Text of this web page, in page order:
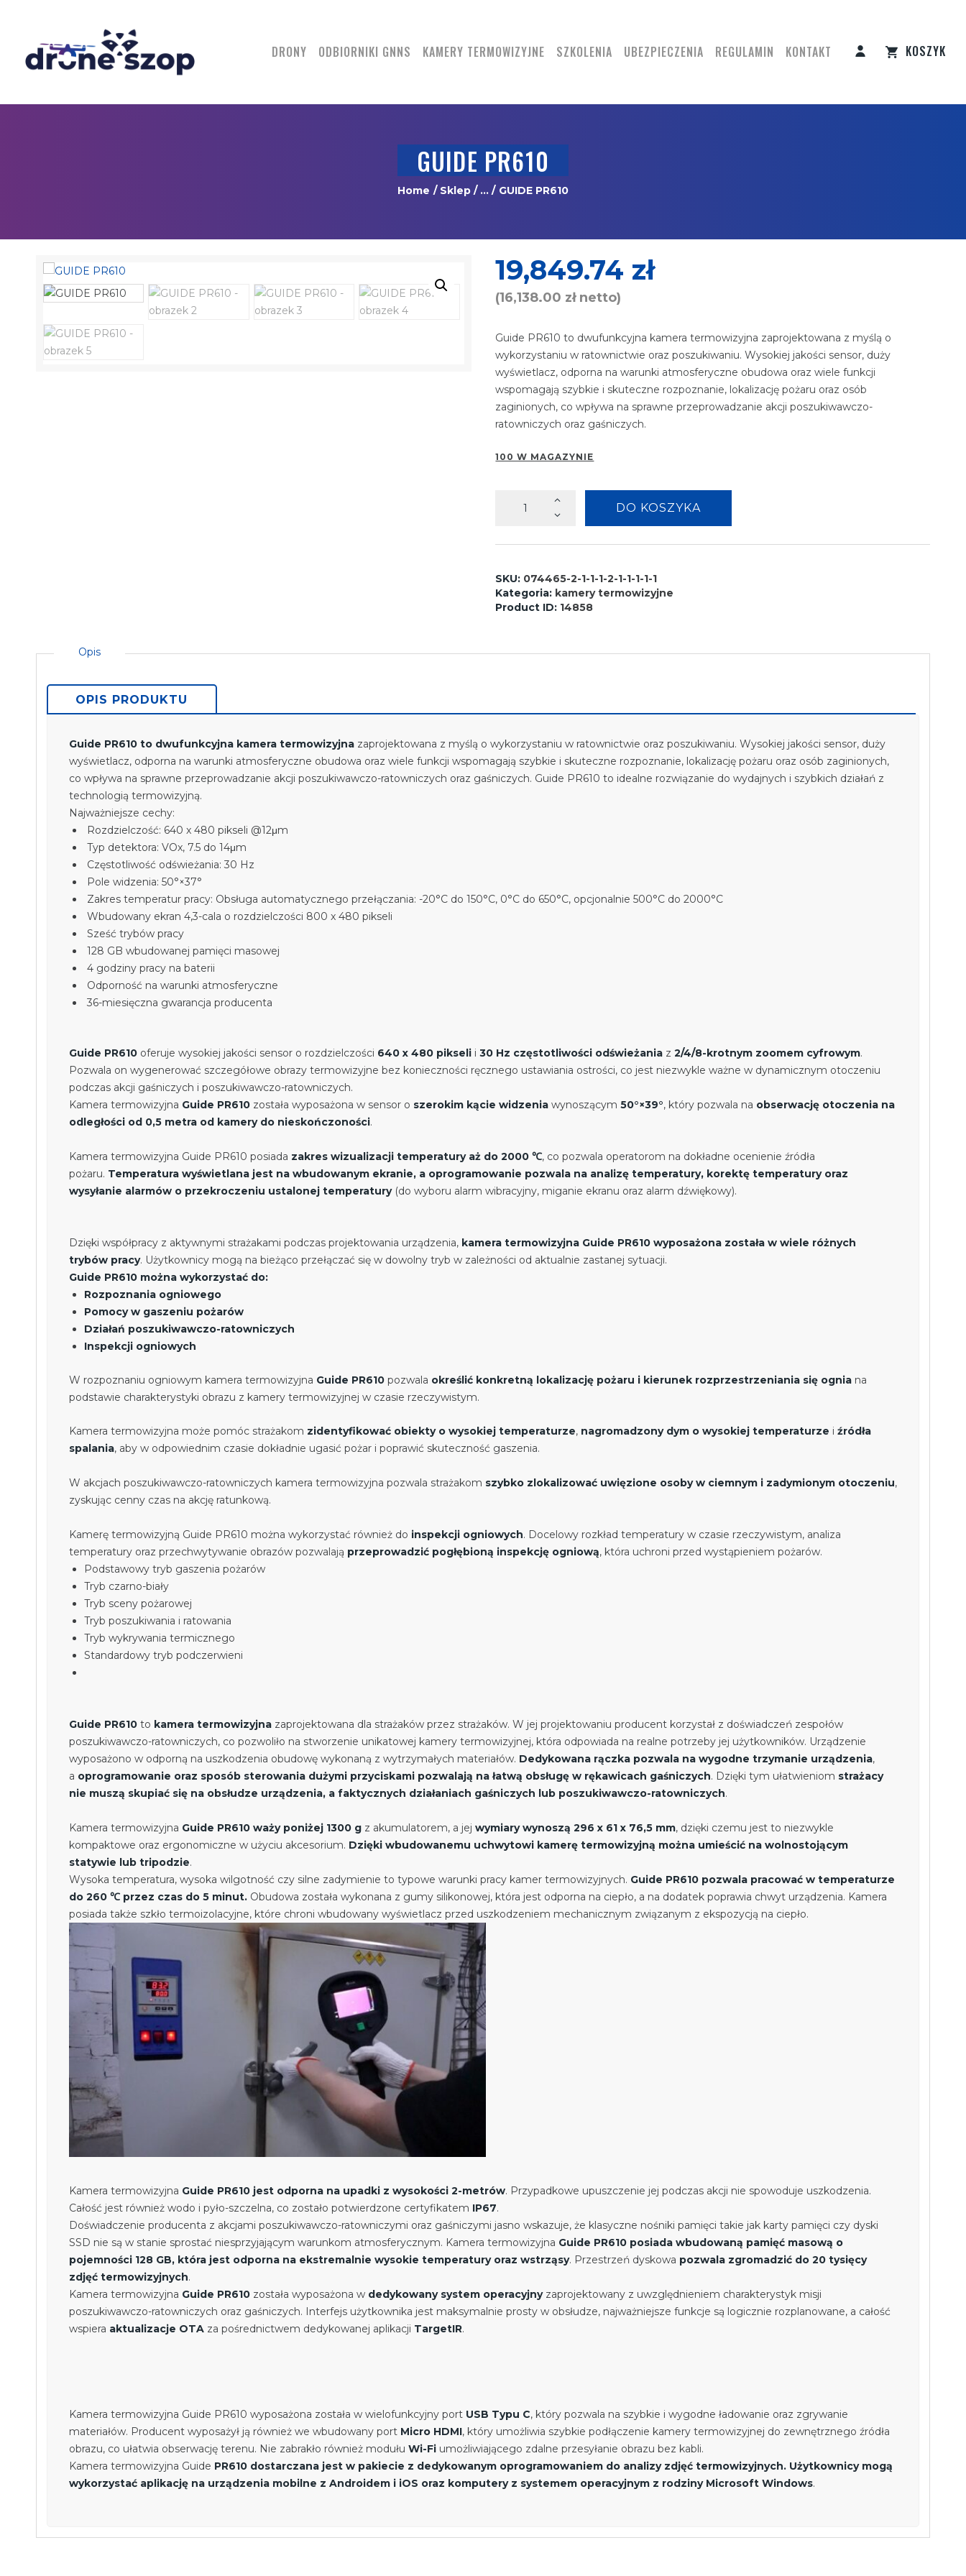
DRONY ODBIORNIKI GNNS KAMERY TERMOWIZYJNE SZKOLENIA UBEZPIECZENIA REGULAMIN KONTAKT KOSZYK
GUIDE PR610
Home Sklep ... GUIDE PR610
ODBIORNIKI GNNS
TERMOWIZYJNE
SZKOLENIA
UBEZPIECZENIA
KONTAKT
19,849.74 zł
(16,138.00 złnetto)
Guide PR610 to dwufunkcyjna kamera termowizyjna zaprojektowana z myślą o
wykorzystaniu w ratownictwie oraz poszukiwaniu. Wysokiej jakości sensor, duży
wyświetlacz, odporna na warunki atmosferyczne obudowa oraz wiele funkcji
wspomagają szybkie i skuteczne rozpoznanie, lokalizację pożaru oraz osób
zaginionych, co wpływa na sprawne przeprowadzanie akcji poszukiwawczo-
ratowniczych oraz gaśniczych.
100 W MAGAZYNIE
GUIDE
DO KOSZYKA
SKU: 074465-2-1-1-1-2-1-1-1-1-1
Kategoria: kamery termowizyjne
Product ID: 14858
Opis
OPIS PRODUKTU
Guide PR610 to dwufunkcyjna kamera termowizyjna zaprojektowana z myślą o wykorzystaniu w ratownictwie oraz poszukiwaniu. Wysokiej jakości sensor, duży
wyświetlacz, odporna na warunki atmosferyczne obudowa oraz wiele funkcji wspomagają szybkie i skuteczne rozpoznanie, lokalizację pożaru oraz osób zaginionych,
co wpływa na sprawne przeprowadzanie akcji poszukiwawczo-ratowniczych oraz gaśniczych. Guide PR610 to idealne rozwiązanie do wydajnych i szybkich działań z
technologią termowizyjną.
Najważniejsze cechy:
Rozdzielczość: 640 x 480 pikseli @12μm
Typ detektora: VOx, 7.5 do 14μm
Częstotliwość odświeżania: 30 Hz
Pole widzenia: 50°×37°
Zakres temperatur pracy: Obsługa automatycznego przełączania: -20°C do 150°C, 0°C do 650°C, opcjonalnie 500°C do 2000°C
Wbudowany ekran 4,3-cala o rozdzielczości 800 x 480 pikseli
Sześć trybów pracy
128 GB wbudowanej pamięci masowej
4 godziny pracy na baterii
Odporność na warunki atmosferyczne
36-miesięczna gwarancja producenta
Guide PR610 oferuje wysokiej jakości sensor o rozdzielczości 640 x 480 pikseli i 30 Hz częstotliwości odświeżania z 2/4/8-krotnym zoomem cyfrowym.
Pozwala on wygenerować szczegółowe obrazy termowizyjne bez konieczności ręcznego ustawiania ostrości, co jest niezwykle ważne w dynamicznym otoczeniu
podczas akcji gaśniczych i poszukiwawczo-ratowniczych.
Kamera termowizyjna Guide PR610 została wyposażona w sensor o szerokim kącie widzenia wynoszącym 50°×39°, który pozwala na obserwację otoczenia na
odległości od 0,5 metra od kamery do nieskończoności.
Kamera termowizyjna Guide PR610 posiada zakres wizualizacji temperatury aż do 2000 ℃, co pozwala operatorom na dokładne ocenienie źródła
pożaru. Temperatura wyświetlana jest na wbudowanym ekranie, a oprogramowanie pozwala na analizę temperatury, korektę temperatury oraz
wysyłanie alarmów o przekroczeniu ustalonej temperatury(do wyboru alarm wibracyjny, miganie ekranu oraz alarm dźwiękowy).
Dzięki współpracy z aktywnymi strażakami podczas projektowania urządzenia, kamera termowizyjna Guide PR610 wyposażona została w wiele różnych
trybów pracy. Użytkownicy mogą na bieżąco przełączać się w dowolny tryb w zależności od aktualnie zastanej sytuacji.
Guide PR610 można wykorzystać do:
Rozpoznania ogniowego
Pomocy w gaszeniu pożarów
Działań poszukiwawczo-ratowniczych
Inspekcji ogniowych
W rozpoznaniu ogniowym kamera termowizyjna Guide PR610 pozwala określić konkretną lokalizację pożaru i kierunek rozprzestrzeniania się ognia na
podstawie charakterystyki obrazu z kamery termowizyjnej w czasie rzeczywistym.
Kamera termowizyjna może pomóc strażakom zidentyfikować obiekty o wysokiej temperaturze, nagromadzony dym o wysokiej temperaturze i źródła
spalania, aby w odpowiednim czasie dokładnie ugasić pożar i poprawić skuteczność gaszenia.
W akcjach poszukiwawczo-ratowniczych kamera termowizyjna pozwala strażakom szybko zlokalizować uwięzione osoby w ciemnym i zadymionym otoczeniu,
zyskując cenny czas na akcję ratunkową.
Kamerę termowizyjną Guide PR610 można wykorzystać również do inspekcji ogniowych. Docelowy rozkład temperatury w czasie rzeczywistym, analiza
temperatury oraz przechwytywanie obrazów pozwalają przeprowadzić pogłębioną inspekcję ogniową, która uchroni przed wystąpieniem pożarów.
Podstawowy tryb gaszenia pożarów
Tryb czarno-biały
Tryb sceny pożarowej
Tryb poszukiwania i ratowania
Tryb wykrywania termicznego
Standardowy tryb podczerwieni
Guide PR610 to kamera termowizyjna zaprojektowana dla strażaków przez strażaków. W jej projektowaniu producent korzystał z doświadczeń zespołów
poszukiwawczo-ratowniczych, co pozwoliło na stworzenie unikatowej kamery termowizyjnej, która odpowiada na realne potrzeby jej użytkowników. Urządzenie
wyposażono w odporną na uszkodzenia obudowę wykonaną z wytrzymałych materiałów. Dedykowana rączka pozwala na wygodne trzymanie urządzenia,
a oprogramowanie oraz sposób sterowania dużymi przyciskami pozwalają na łatwą obsługę w rękawicach gaśniczych. Dzięki tym ułatwieniom strażacy
nie muszą skupiać się na obsłudze urządzenia, a faktycznych działaniach gaśniczych lub poszukiwawczo-ratowniczych.
Kamera termowizyjna Guide PR610 waży poniżej 1300 g z akumulatorem, a jej wymiary wynoszą 296 x 61 x 76,5 mm, dzięki czemu jest to niezwykle
kompaktowe oraz ergonomiczne w użyciu akcesorium. Dzięki wbudowanemu uchwytowi kamerę termowizyjną można umieścić na wolnostojącym
statywie lub tripodzie.
Wysoka temperatura, wysoka wilgotność czy silne zadymienie to typowe warunki pracy kamer termowizyjnych. Guide PR610 pozwala pracować w temperaturze
do 260 ℃ przez czas do 5 minut. Obudowa została wykonana z gumy silikonowej, która jest odporna na ciepło, a na dodatek poprawia chwyt urządzenia. Kamera
posiada także szkło termoizolacyjne, które chroni wbudowany wyświetlacz przed uszkodzeniem mechanicznym związanym z ekspozycją na ciepło.
Kamera termowizyjna Guide PR610 jest odporna na upadki z wysokości 2-metrów. Przypadkowe upuszczenie jej podczas akcji nie spowoduje uszkodzenia.
Całość jest również wodo i pyło-szczelna, co zostało potwierdzone certyfikatem IP67.
Doświadczenie producenta z akcjami poszukiwawczo-ratowniczymi oraz gaśniczymi jasno wskazuje, że klasyczne nośniki pamięci takie jak karty pamięci czy dyski
SSD nie są w stanie sprostać niesprzyjającym warunkom atmosferycznym. Kamera termowizyjna Guide PR610 posiada wbudowaną pamięć masową o
pojemności 128 GB, która jest odporna na ekstremalnie wysokie temperatury oraz wstrząsy. Przestrzeń dyskowa pozwala zgromadzić do 20 tysięcy
zdjęć termowizyjnych.
Kamera termowizyjna Guide PR610 została wyposażona w dedykowany system operacyjnyzaprojektowany z uwzględnieniem charakterystyk misji
poszukiwawczo-ratowniczych oraz gaśniczych. Interfejs użytkownika jest maksymalnie prosty w obsłudze, najważniejsze funkcje są logicznie rozplanowane, a całość
wspiera aktualizacje OTA za pośrednictwem dedykowanej aplikacji TargetIR.
Kamera termowizyjna Guide PR610 wyposażona została w wielofunkcyjny port USB Typu C, który pozwala na szybkie i wygodne ładowanie oraz zgrywanie
materiałów. Producent wyposażył ją również we wbudowany port Micro HDMI, który umożliwia szybkie podłączenie kamery termowizyjnej do zewnętrznego źródła
obrazu, co ułatwia obserwację terenu. Nie zabrakło również modułu Wi-Fi umożliwiającego zdalne przesyłanie obrazu bez kabli.
Kamera termowizyjna Guide PR610 dostarczana jest w pakiecie z dedykowanym oprogramowaniem do analizy zdjęć termowizyjnych. Użytkownicy mogą
wykorzystać aplikację na urządzenia mobilne z Androidem i iOS oraz komputery z systemem operacyjnym z rodziny Microsoft Windows.